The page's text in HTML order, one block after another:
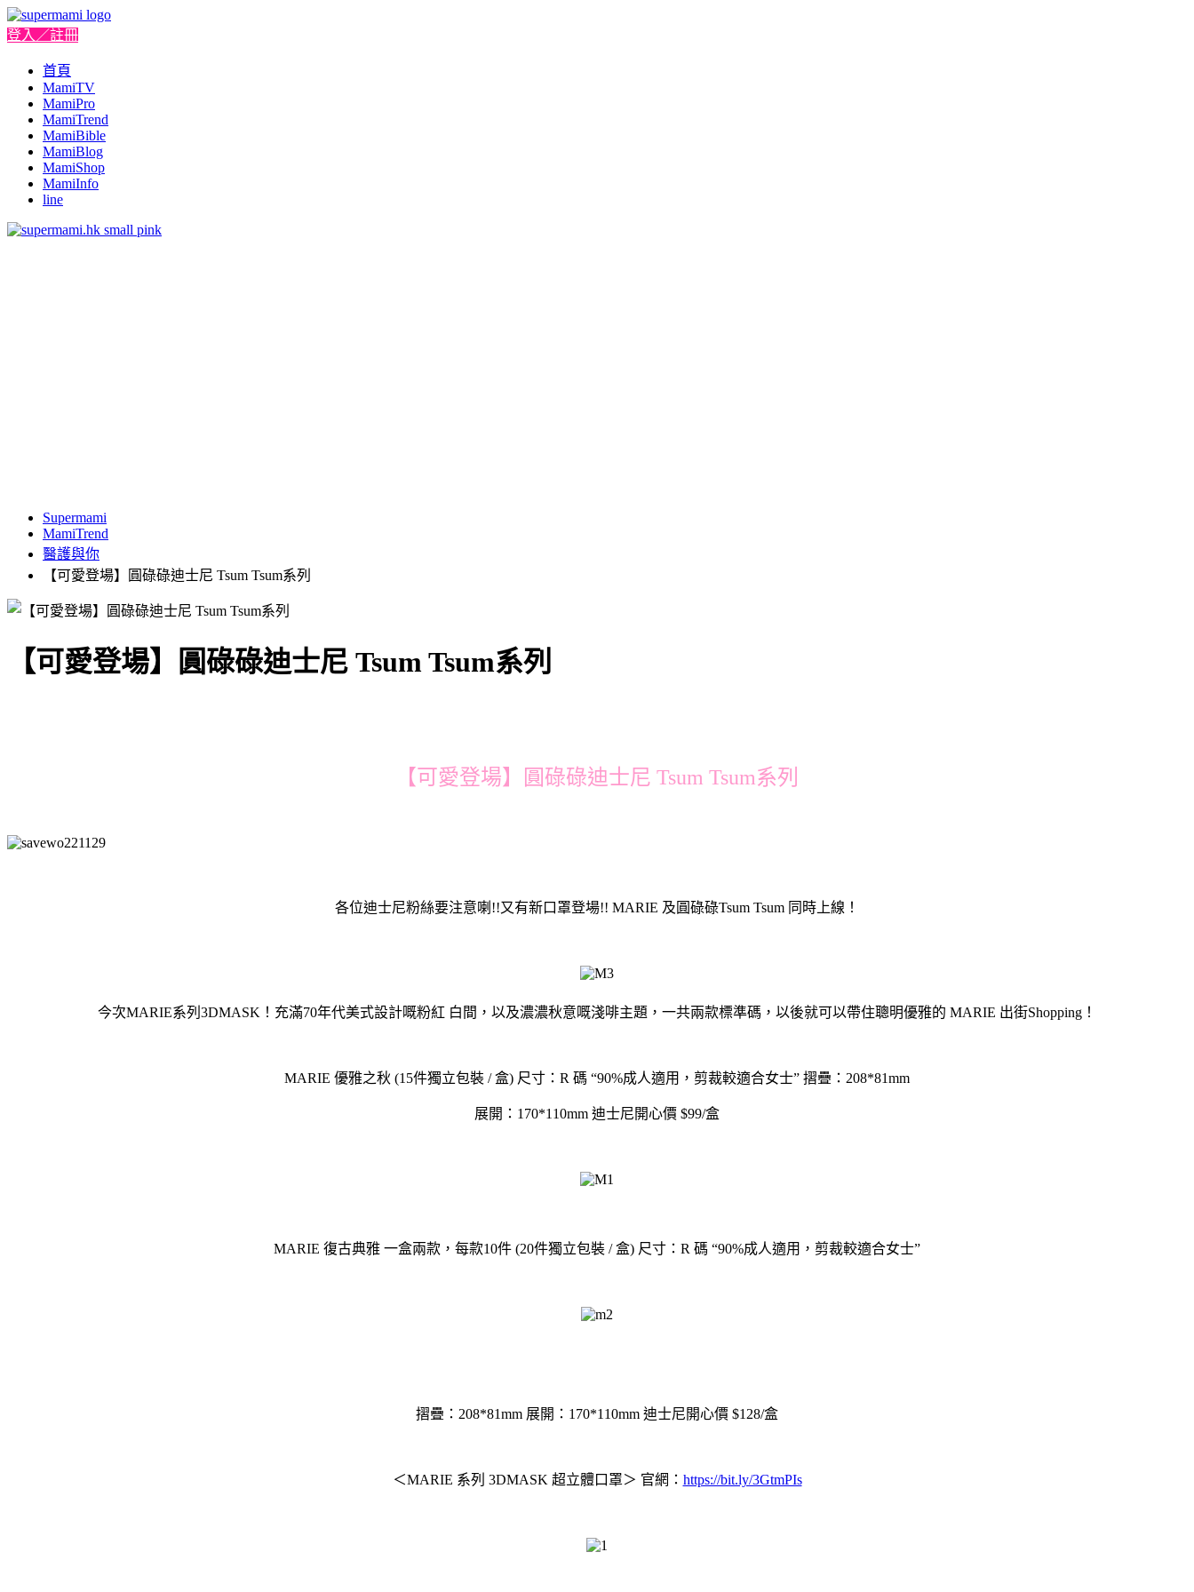
登入／註冊
首頁
MamiTV
MamiPro
MamiTrend
MamiBible
MamiBlog
MamiShop
MamiInfo
line
Supermami
MamiTrend
醫護與你
【可愛登場】圓碌碌迪士尼 Tsum Tsum系列
【可愛登場】圓碌碌迪士尼 Tsum Tsum系列
【可愛登場】圓碌碌迪士尼 Tsum Tsum系列
各位迪士尼粉絲要注意喇!!又有新口罩登場!! MARIE 及圓碌碌Tsum Tsum 同時上線！
今次MARIE系列3DMASK！充滿70年代美式設計嘅粉紅 白間，以及濃濃秋意嘅淺啡主題，一共兩款標準碼，以後就可以帶住聰明優雅的 MARIE 出街Shopping！
MARIE 優雅之秋 (15件獨立包裝 / 盒) 尺寸：R 碼 “90%成人適用，剪裁較適合女士” 摺疊：208*81mm
展開：170*110mm 迪士尼開心價 $99/盒
MARIE 復古典雅 一盒兩款，每款10件 (20件獨立包裝 / 盒) 尺寸：R 碼 “90%成人適用，剪裁較適合女士”
摺疊：208*81mm 展開：170*110mm 迪士尼開心價 $128/盒
＜MARIE 系列 3DMASK 超立體口罩＞ 官網： https://bit.ly/3GtmPIs